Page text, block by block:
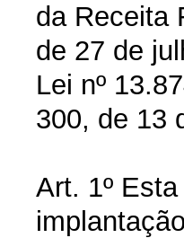
da Receita
de 27 de
Lei nº
300, de 13
Art. 1º